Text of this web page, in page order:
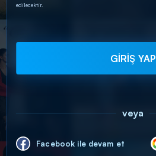
edilecektir.
GİRİŞ YAP
veya
Facebook ile devam et